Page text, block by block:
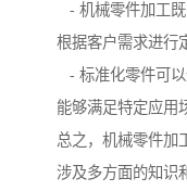
- 机械零件加工
根据客户需求进行
- 标准化零件可以
能够满足特定应用
总之，机械零件加
涉及多方面的知识